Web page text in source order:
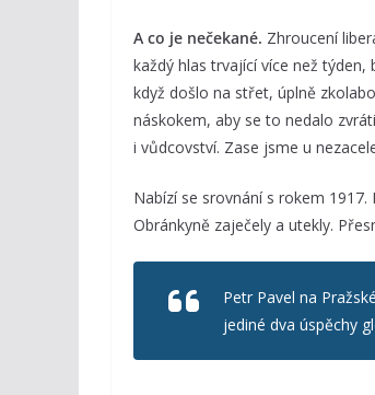
A co je nečekané. Zhroucení
každý hlas trvající více než
když došlo na střet, úplně
náskokem, aby se to nedalo
i vůdcovství. Zase jsme u
Nabízí se srovnání s rokem
Obránkyně zaječely a utekly.
Petr Pavel na
jediné dva úspěchy